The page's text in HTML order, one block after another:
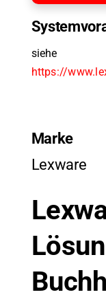
https://
Marke
Lexware